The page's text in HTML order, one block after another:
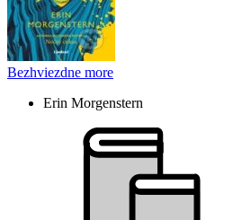
Bezhviezdne more
Erin Morgenstern